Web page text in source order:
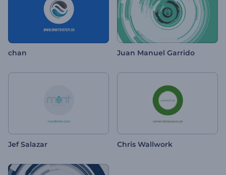
chan Juan Manuel Garrido
Jef Salazar Chris Wallwork